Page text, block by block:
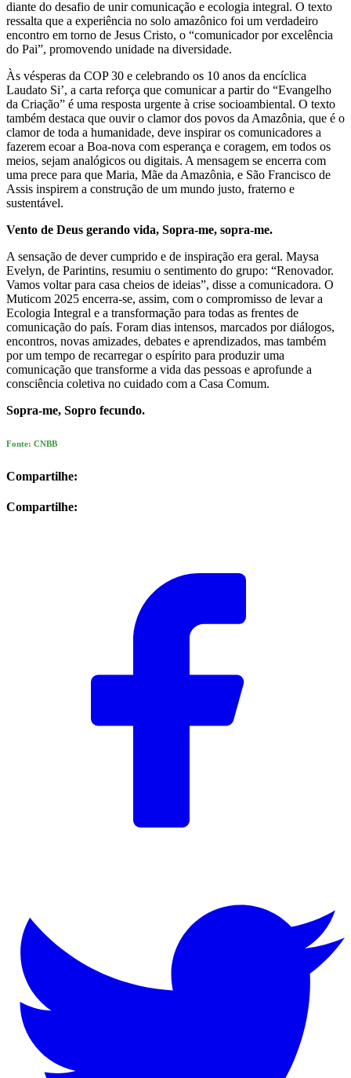
diante do desafio de unir comunicação e ecologia integral. O texto
ressalta que a experiência no solo amazônico foi um verdadeiro
encontro em torno de Jesus Cristo, o “comunicador por excelência
do Pai”, promovendo unidade na diversidade.
Às vésperas da COP 30 e celebrando os 10 anos da encíclica
Laudato Si’, a carta reforça que comunicar a partir do “Evangelho
da Criação” é uma resposta urgente à crise socioambiental. O texto
também destaca que ouvir o clamor dos povos da Amazônia, que é o
clamor de toda a humanidade, deve inspirar os comunicadores a
fazerem ecoar a Boa-nova com esperança e coragem, em todos os
meios, sejam analógicos ou digitais. A mensagem se encerra com
uma prece para que Maria, Mãe da Amazônia, e São Francisco de
Assis inspirem a construção de um mundo justo, fraterno e
sustentável.
Vento de Deus gerando vida, Sopra-me, sopra-me.
A sensação de dever cumprido e de inspiração era geral. Maysa
Evelyn, de Parintins, resumiu o sentimento do grupo: “Renovador.
Vamos voltar para casa cheios de ideias”, disse a comunicadora. O
Muticom 2025 encerra-se, assim, com o compromisso de levar a
Ecologia Integral e a transformação para todas as frentes de
comunicação do país. Foram dias intensos, marcados por diálogos,
encontros, novas amizades, debates e aprendizados, mas também
por um tempo de recarregar o espírito para produzir uma
comunicação que transforme a vida das pessoas e aprofunde a
consciência coletiva no cuidado com a Casa Comum.
Sopra-me, Sopro fecundo.
Fonte: CNBB
Compartilhe:
Compartilhe: